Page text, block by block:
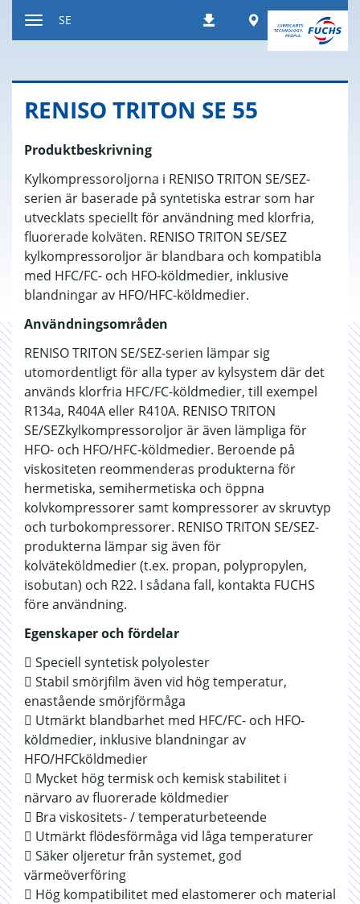
Nedladdningar
Worldwide
SE
RE­NI­SO TRI­TON SE 55
Produktbeskrivning
Kylkompressoroljorna i RENISO TRITON SE/SEZ-
serien är baserade på syntetiska estrar som har
utvecklats speciellt för användning med klorfria,
fluorerade kolväten. RENISO TRITON SE/SEZ
kylkompressoroljor är blandbara och kompatibla
med HFC/FC- och HFO-köldmedier, inklusive
blandningar av HFO/HFC-köldmedier.
Användningsområden
RENISO TRITON SE/SEZ-serien lämpar sig
utomordentligt för alla typer av kylsystem där det
används klorfria HFC/FC-köldmedier, till exempel
R134a, R404A eller R410A. RENISO TRITON
SE/SEZkylkompressoroljor är även lämpliga för
HFO- och HFO/HFC-köldmedier. Beroende på
viskositeten reommenderas produkterna för
hermetiska, semihermetiska och öppna
kolvkompressorer samt kompressorer av skruvtyp
och turbokompressorer. RENISO TRITON SE/SEZ-
produkterna lämpar sig även för
kolväteköldmedier (t.ex. propan, polypropylen,
isobutan) och R22. I sådana fall, kontakta FUCHS
före användning.
Egenskaper och fördelar
 Speciell syntetisk polyolester
 Stabil smörjfilm även vid hög temperatur,
enastående smörjförmåga
 Utmärkt blandbarhet med HFC/FC- och HFO-
köldmedier, inklusive blandningar av
HFO/HFCköldmedier
 Mycket hög termisk och kemisk stabilitet i
närvaro av fluorerade köldmedier
 Bra viskositets- / temperaturbeteende
 Utmärkt flödesförmåga vid låga temperaturer
 Säker oljeretur från systemet, god
värmeöverföring
 Hög kompatibilitet med elastomerer och material